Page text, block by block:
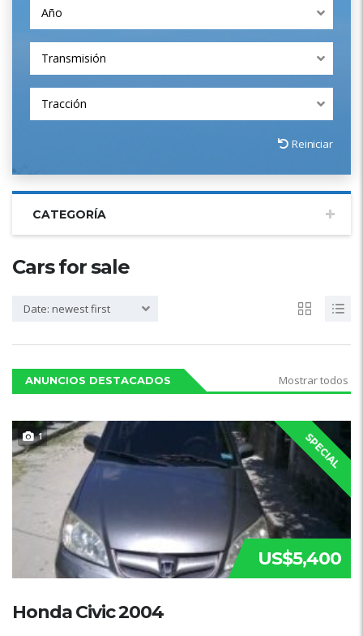
Año
Transmisión
Tracción
Reiniciar
CATEGORÍA
Cars for sale
Date: newest first
ANUNCIOS DESTACADOS Mostrar todos
1 SPECIAL
US$5,400
Honda Civic 2004